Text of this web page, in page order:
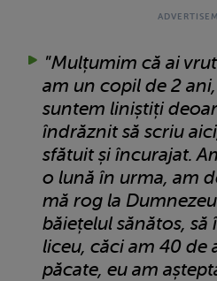
”Mulțumim că ai
am un copil de 2
suntem liniștiți
îndrăznit să scriu
sfătuit și încurajat.
o lună în urma, am
mă rog la
băiețelul sănătos, să
liceu, căci am 40 de
păcate, eu am